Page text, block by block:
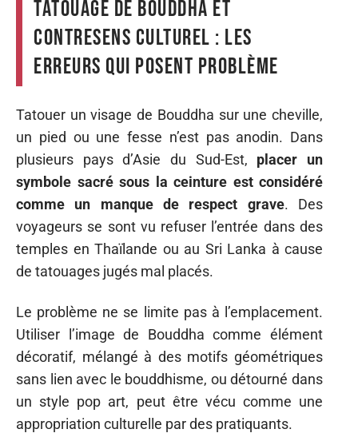
Tatouage de Bouddha et
contresens culturel : les
erreurs qui posent problème
Tatouer un visage de Bouddha sur une cheville,
un pied ou une fesse n’est pas anodin. Dans
plusieurs pays d’Asie du Sud-Est, placer un
symbole sacré sous la ceinture est considéré
comme un manque de respect grave. Des
voyageurs se sont vu refuser l’entrée dans des
temples en Thaïlande ou au Sri Lanka à cause
de tatouages jugés mal placés.
Le problème ne se limite pas à l’emplacement.
Utiliser l’image de Bouddha comme élément
décoratif, mélangé à des motifs géométriques
sans lien avec le bouddhisme, ou détourné dans
un style pop art, peut être vécu comme une
appropriation culturelle par des pratiquants.